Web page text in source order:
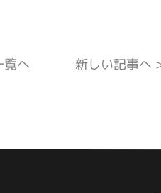
覧へ 新しい記事へ